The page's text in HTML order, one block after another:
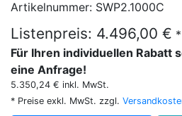
Artikelnummer: SWP2.1000C
Listenpreis: 4.496,00 € *
Für Ihren individuellen Rabatt
eine Anfrage!
5.350,24 € inkl. MwSt.
* Preise exkl. MwSt. zzgl.